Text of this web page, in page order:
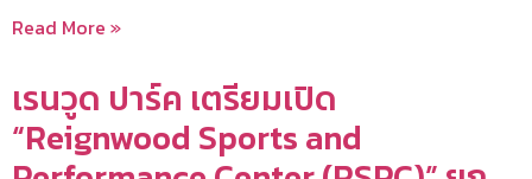
Read More »
เรนวูด ปาร์ค เตรียมเปิด
“Reignwood Sports and